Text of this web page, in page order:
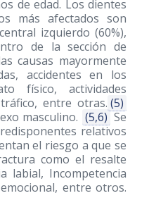
de edad. Los dientes
más afectados son
izquierdo (60%),
de la sección de
causas mayormente
accidentes en los
físico, actividades
entre otras. (5)
masculino. (5,6) Se
relativos
el riesgo a que se
como el resalte
labial, Incompetencia
entre otros.